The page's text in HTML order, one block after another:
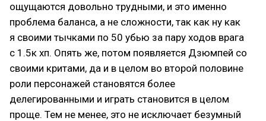
ощущаются довольно трудными, и это именно
проблема баланса, а не сложности, так как ну как
я своими тычками по 50 убью за пару ходов врага
с 1.5к хп. Опять же, потом появляется Дзюмпей со
своими критами, да и в целом во второй половине
роли персонажей становятся более
делегированными и играть становится в целом
проще. Тем не менее, это не исключает безумный